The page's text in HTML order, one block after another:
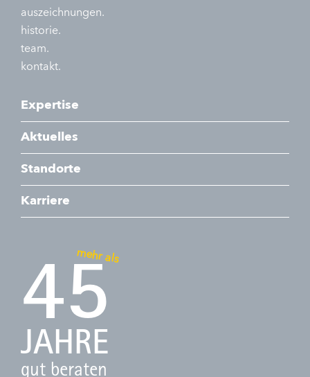
auszeichnungen.
historie.
team.
kontakt.
Expertise
Aktuelles
Standorte
Karriere
mehr als
45
JAHRE
gut beraten